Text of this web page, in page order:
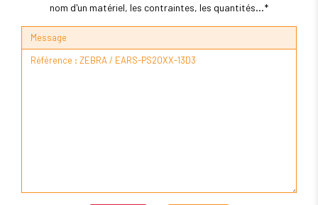
nom d'un matériel, les contraintes, les quantités...*
Message